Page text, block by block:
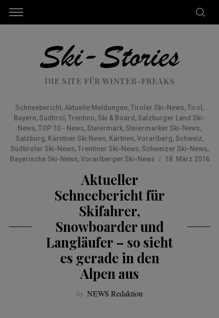
DIE SITE FÜR WINTER-FREAKS
Schneebericht, Aktuelle Meldungen,Tiroler Ski-News,Tirol ,
Bayern, Südtirol ,Trentino, Ski & Board , Salzburger Land Ski-
News,TOP 10 - News, Steiermark, Steiermarker Ski-News,
Salzburg, Kärntner Ski News, Kärtnen,Vorarlberg, Schweiz,
Südtiroler Ski-News,Trentiner Ski-News, Schweizer Ski-News,
Bayerische Ski-News,Vorarlberger Ski-News 18. März 2016
Aktueller
Schneebericht für
Skifahrer,
Snowboarder und
Langläufer – so sieht
es gerade in den
Alpen aus
by NEWS Redaktion